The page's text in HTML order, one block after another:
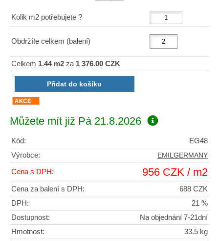
Kolik m2 potřebujete ?
Obdržíte celkem (balení)
Celkem 1.44 m2 za 1 376.00 CZK
Můžete mít již Pá 21.8.2026
Kód:
EG48
Výrobce:
EMILGERMANY
Cena s DPH: 956 CZK / m2
Cena za balení s DPH:
688 CZK
DPH:
21 %
Dostupnost:
Na objednání 7-21dní
Hmotnost:
33.5 kg